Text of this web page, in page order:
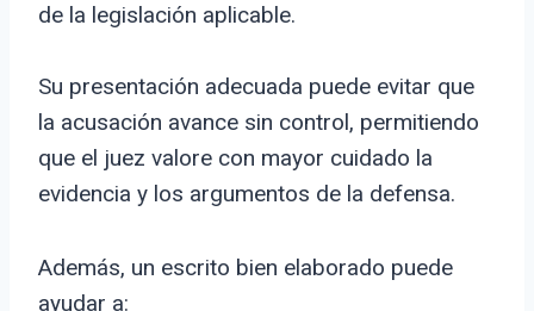
de la legislación aplicable.
Su presentación adecuada puede evitar que
la acusación avance sin control, permitiendo
que el juez valore con mayor cuidado la
evidencia y los argumentos de la defensa.
Además, un escrito bien elaborado puede
ayudar a: